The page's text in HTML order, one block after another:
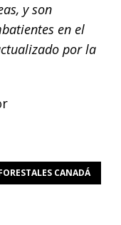
y son
en el
por la
CANADÁ